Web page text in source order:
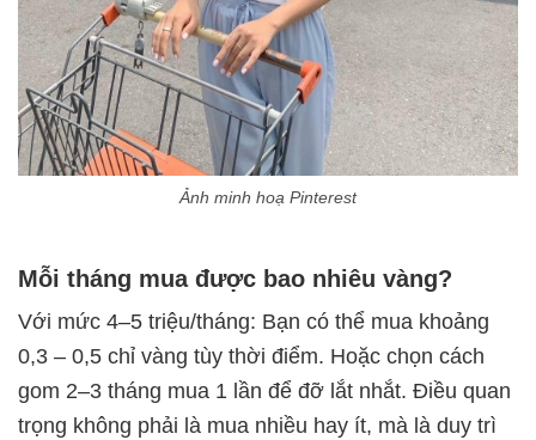
Ảnh minh hoạ Pinterest
Mỗi tháng mua được bao nhiêu vàng?
Với mức 4–5 triệu/tháng: Bạn có thể mua khoảng
0,3 – 0,5 chỉ vàng tùy thời điểm. Hoặc chọn cách
gom 2–3 tháng mua 1 lần để đỡ lắt nhắt. Điều quan
trọng không phải là mua nhiều hay ít, mà là duy trì